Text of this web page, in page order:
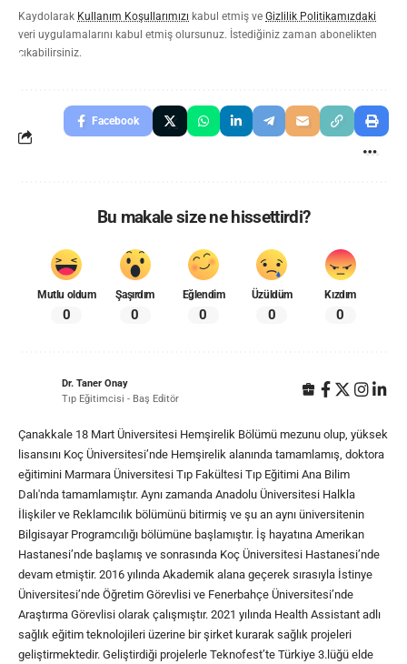
Kaydolarak Kullanım Koşullarımızı kabul etmiş ve Gizlilik Politikamızdaki
veri uygulamalarını kabul etmiş olursunuz. İstediğiniz zaman abonelikten
çıkabilirsiniz.
Facebook
Bu makale size ne hissettirdi?
Mutlu oldum
0
Şaşırdım
0
Eğlendim
0
Üzüldüm
0
Kızdım
0
Dr. Taner Onay
Tıp Eğitimcisi - Baş Editör
Çanakkale 18 Mart Üniversitesi Hemşirelik Bölümü mezunu olup, yüksek
lisansını Koç Üniversitesi’nde Hemşirelik alanında tamamlamış, doktora
eğitimini Marmara Üniversitesi Tıp Fakültesi Tıp Eğitimi Ana Bilim
Dalı'nda tamamlamıştır. Aynı zamanda Anadolu Üniversitesi Halkla
İlişkiler ve Reklamcılık bölümünü bitirmiş ve şu an aynı üniversitenin
Bilgisayar Programcılığı bölümüne başlamıştır. İş hayatına Amerikan
Hastanesi’nde başlamış ve sonrasında Koç Üniversitesi Hastanesi’nde
devam etmiştir. 2016 yılında Akademik alana geçerek sırasıyla İstinye
Üniversitesi’nde Öğretim Görevlisi ve Fenerbahçe Üniversitesi’nde
Araştırma Görevlisi olarak çalışmıştır. 2021 yılında Health Assistant adlı
sağlık eğitim teknolojileri üzerine bir şirket kurarak sağlık projeleri
geliştirmektedir. Geliştirdiği projelerle Teknofest’te Türkiye 3.lüğü elde